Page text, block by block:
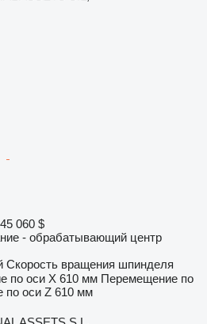
060 $
- обрабатывающий центр
Скорость вращения шпинделя
по оси X 610 мм Перемещение по
по оси Z 610 мм